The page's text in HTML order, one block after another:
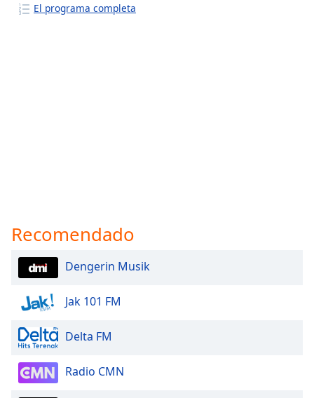
El programa completa
Recomendado
Dengerin Musik
Jak 101 FM
Delta FM
Radio CMN